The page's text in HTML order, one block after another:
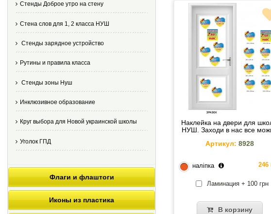
Стенды Доброе утро на стену
Стена слов для 1, 2 класса НУШ
Стенды зарядное устройство
Рутины и правила класса
Стенды зоны Нуш
Инклюзивное образование
Круг выбора для Новой украинской школы
Уголок ГПД
Флаги и флаштоги
Иконы из пластика
Наклейка на двери для
НУШ. Заходи в нас все
Артикул: 8928
наліпка 246
Ламинация + 100 грн
В корзину